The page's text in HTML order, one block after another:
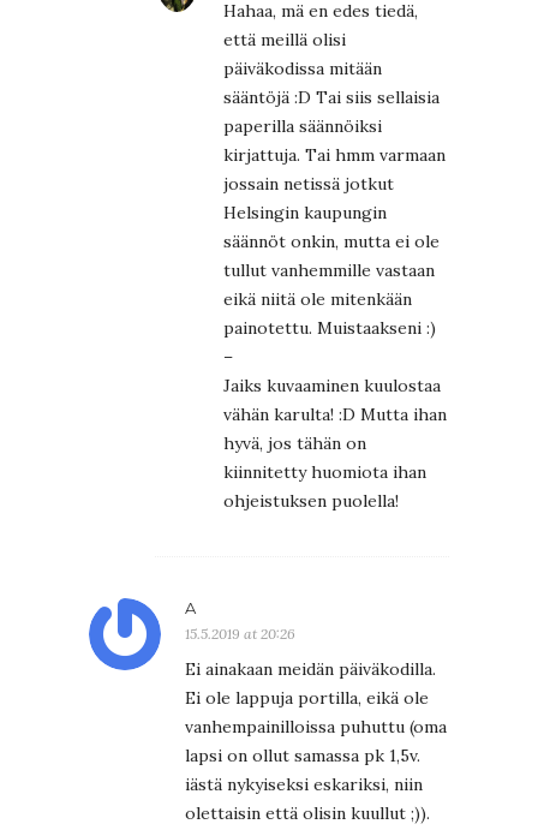
Hahaa, mä en edes tiedä,
että meillä olisi
päiväkodissa mitään
sääntöjä :D Tai siis sellaisia
paperilla säännöiksi
kirjattuja. Tai hmm varmaan
jossain netissä jotkut
Helsingin kaupungin
säännöt onkin, mutta ei ole
tullut vanhemmille vastaan
eikä niitä ole mitenkään
painotettu. Muistaakseni :)
–
Jaiks kuvaaminen kuulostaa
vähän karulta! :D Mutta ihan
hyvä, jos tähän on
kiinnitetty huomiota ihan
ohjeistuksen puolella!
A
15.5.2019 at 20:26
Ei ainakaan meidän päiväkodilla.
Ei ole lappuja portilla, eikä ole
vanhempainilloissa puhuttu (oma
lapsi on ollut samassa pk 1,5v.
iästä nykyiseksi eskariksi, niin
olettaisin että olisin kuullut ;)).